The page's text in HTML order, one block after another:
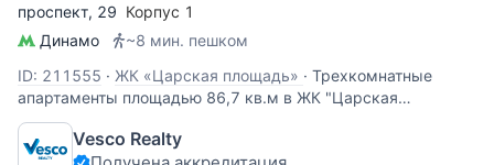
проспект, 29 Корпус 1
Динамо
~8 мин. пешком
ID: 211555 · ЖК «Царская площадь» · Трехкомнатные
апартаменты площадью 86,7 кв.м в ЖК "Царская
площадь". Апартаменты без отделки, свободной
планировки находятся на 7 этаже, корпус 3. Возможная
Vesco Realty